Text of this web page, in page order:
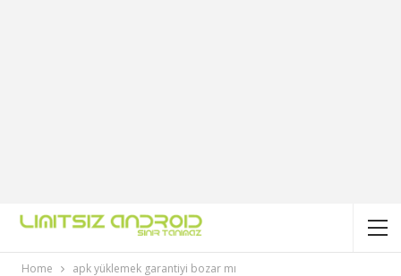
Home apk yüklemek garantiyi bozar mı